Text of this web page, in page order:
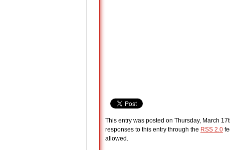
This entry was posted on Thursday, March
responses to this entry through the RSS 2.0
allowed.